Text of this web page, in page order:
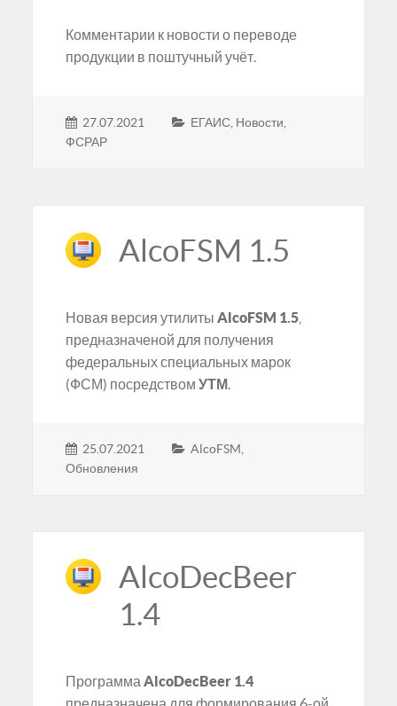
Комментарии к новости о переводе
продукции в поштучный учёт.
27.07.2021 ЕГАИС, Новости
ФСРАР
AlcoFSM 1.5
Новая версия утилиты AlcoFSM 1.5
предназначеной для получения
федеральных специальных марок
(ФСМ) посредствомУТМ
25.07.2021 AlcoFSM,
Обновления
AlcoDecBeer
1.4
ПрограммаAlcoDecBeer 1.4